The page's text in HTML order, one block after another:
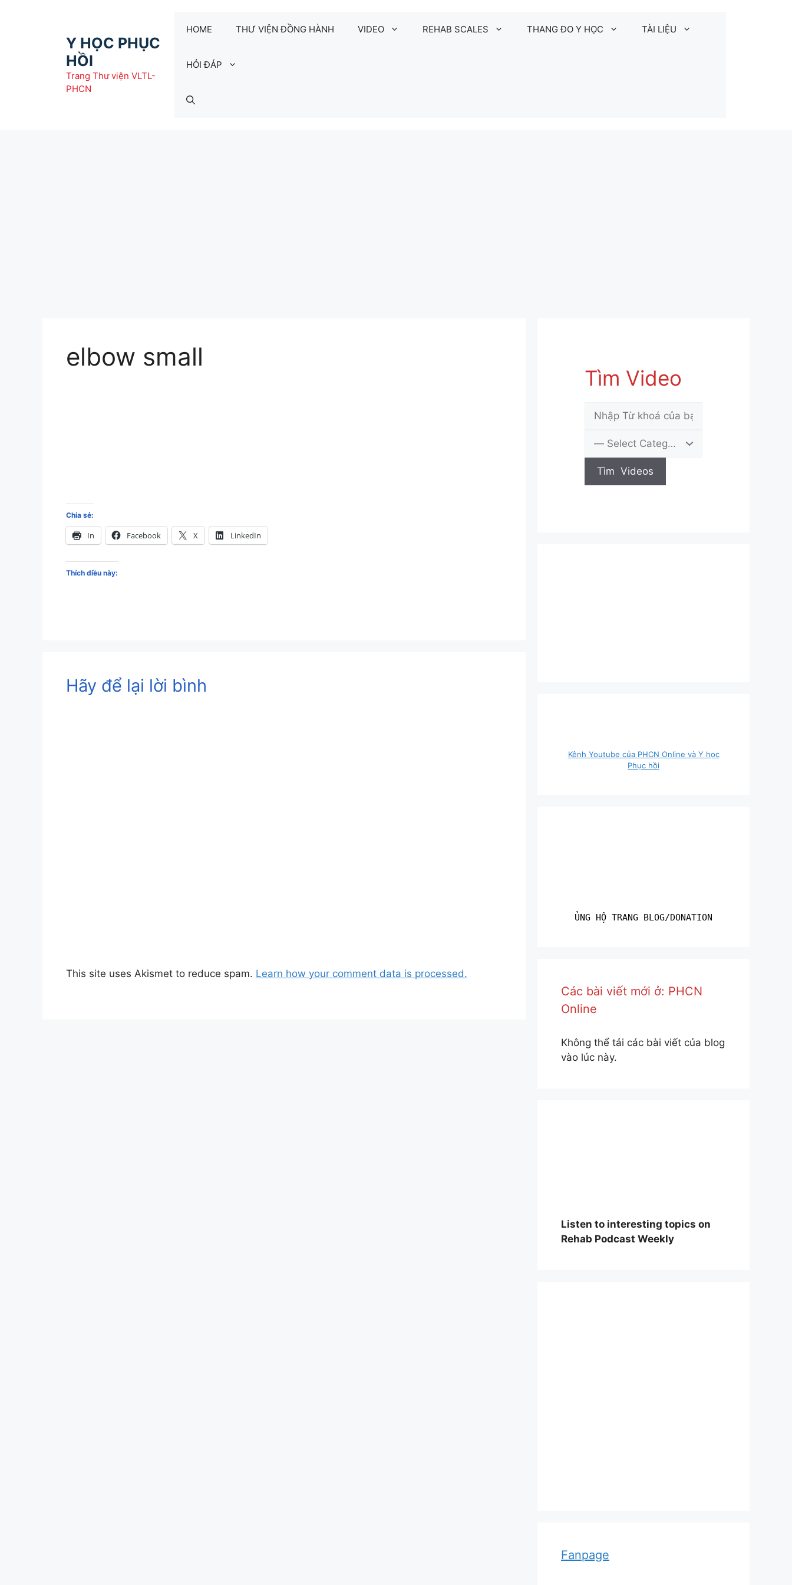
Y HỌC PHỤC
HỒI
Trang Thư viện VLTL-
PHCN
HOME THƯ VIỆN ĐỒNG HÀNH VIDEO REHAB SCALES THANG ĐO Y HỌC TÀI LIỆU
HỎI ĐÁP
elbow small
Chia sẻ:
In Facebook X LinkedIn
Thích điều này:
Hãy để lại lời bình
This site uses Akismet to reduce spam. Learn how your comment data is processed.
Tìm Video
Kênh Youtube của PHCN Online và Y học
Phục hồi
ỦNG HỘ TRANG BLOG/DONATION
Các bài viết mới ở: PHCN
Online
Không thể tải các bài viết của blog
vào lúc này.
Listen to interesting topics on
Rehab Podcast Weekly
Fanpage